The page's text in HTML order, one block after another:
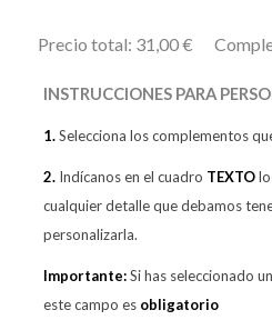
Precio total: 31,00€
INSTRUCCIONES PARA
1.Selecciona los complementos
2.Indícanos en el cuadro TEXTO
cualquier detalle que debamos
personalizarla.
Importante:Si has seleccionado
este campo es obligatorio